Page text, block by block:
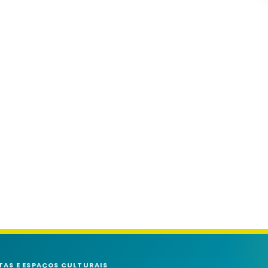
E ESPAÇOS CULTURAIS